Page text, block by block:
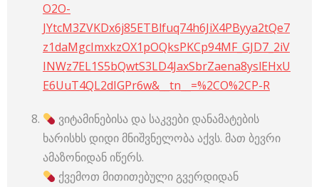
O2O-
JYtcM3ZVKDx6j85ETBlfuq74h6JiX4PByya2tQe7
z1daMgcImxkzOX1pOQksPKCp94MF_GJD7_2iV
INWz7EL1S5bQwtS3LD4JaxSbrZaena8yslEHxU
E6UuT4QL2dIGPr6w&__tn__=%2CO%2CP-R
ვიტამინებისა და საკვები დანამატების
ხარისხს დიდი მნიშვნელობა აქვს. მათ ბევრი
ამაზონიდან იწერს.
ქვემოთ მითითებული გვერდიდან